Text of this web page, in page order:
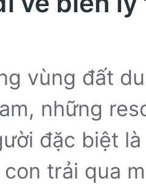
vùng đất
những
đặc biệt
trải qua